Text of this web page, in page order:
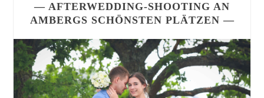
— AFTERWEDDING-SHOOTING AN
AMBERGS SCHÖNSTEN PLÄTZEN —